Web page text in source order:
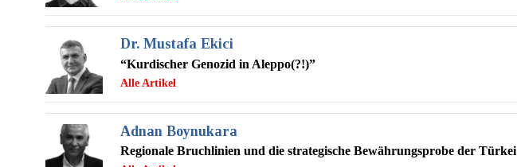
Dr. Mustafa Ekici
“Kurdischer Genozid in Aleppo(?!)”
Adnan Boynukara
Regionale Bruchlinien und die strategische Bewährungsprobe der Türkei